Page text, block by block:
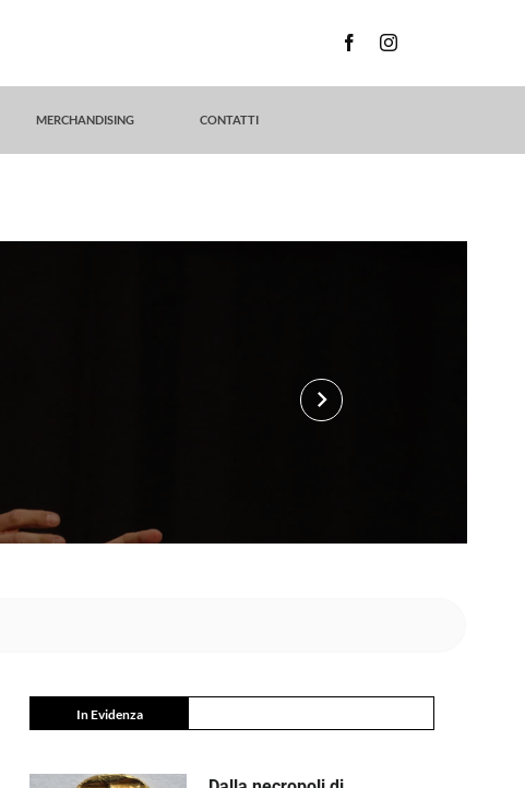
MERCHANDISING CONTATTI
keyboard_arrow_right
In Evidenza